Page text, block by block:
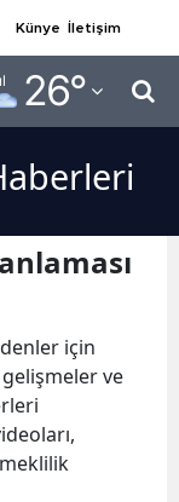
Künye İletişim
26°
için
ve